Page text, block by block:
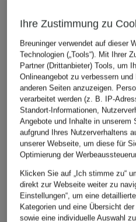
Ihre Zustimmung zu
Breuninger verwendet auf dieser
Technologien („Tools“). Mit Ihrer
Partner (Drittanbieter) Tools, um
Onlineangebot zu verbessern
anderen Seiten anzuzeigen.
verarbeitet werden (z. B. IP-
Standort-Informationen,
Angebote und Inhalte in unserem
aufgrund Ihres Nutzerverhaltens
unserer Webseite, um diese für
Optimierung der
Klicken Sie auf „Ich stimme zu“
direkt zur Webseite weiter zu
Einstellungen“, um eine
Kategorien und eine Übersicht
sowie eine individuelle Auswahl